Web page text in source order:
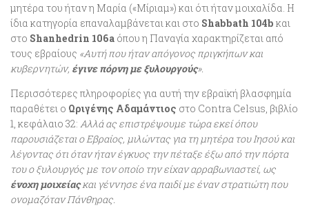
μητέρα του ήταν η Μαρία («Μίριαμ») και ότι ήταν μοιχαλίδα. Η
ίδια κατηγορία επαναλαμβάνεται και στο Shabbath 104b και
στο Shanhedrin 106a όπου η Παναγία χαρακτηρίζεται από
τους εβραίους «Αυτή που ήταν απόγονος πριγκήπων και
κυβερνητών, έγινε πόρνη με ξυλουργούς».
Περισσότερες πληροφορίες για αυτή την εβραϊκή βλασφημία
παραθέτει ο Ωριγένης Αδαμάντιος στο Contra Celsus, βιβλίο
1, κεφάλαιο 32: Αλλά ας επιστρέψουμε τώρα εκεί όπου
παρουσιάζεται ο Εβραίος, μιλώντας για τη μητέρα του Ιησού και
λέγοντας ότι όταν ήταν έγκυος την πέταξε έξω από την πόρτα
του ο ξυλουργός με τον οποίο την είχαν αρραβωνιαστεί, ως
ένοχη μοιχείαςκαι γέννησε ένα παιδί με έναν στρατιώτη που
ονομαζόταν Πάνθηρας.